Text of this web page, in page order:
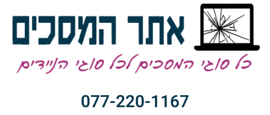
077-220-1167